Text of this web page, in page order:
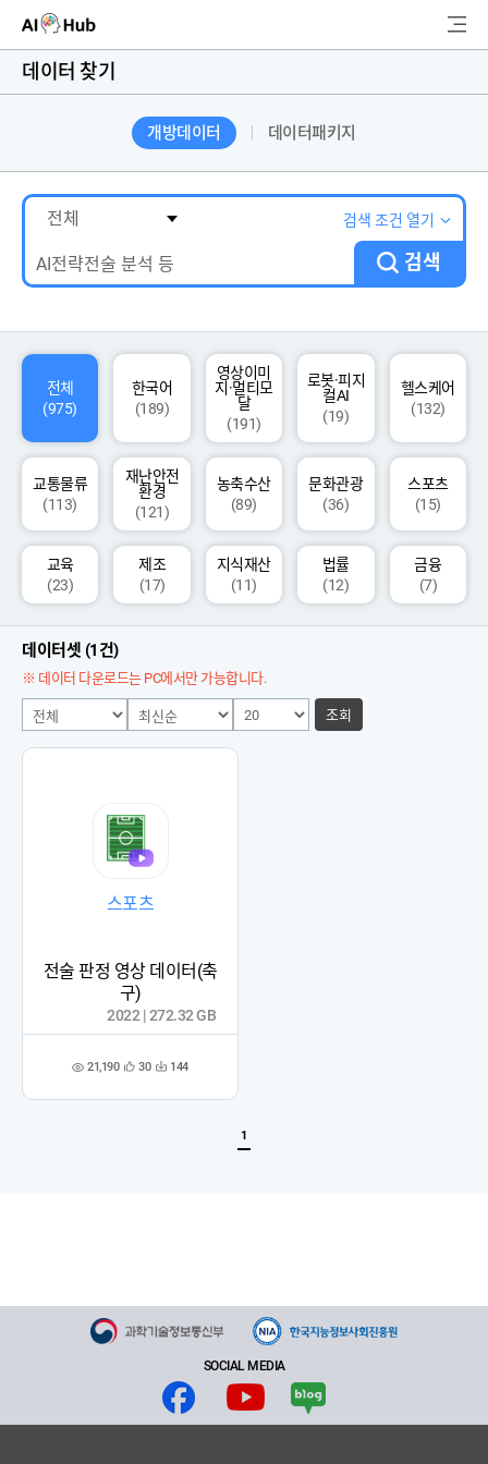
AI-Hub
AI 데이터찾기
AI 허브소개
AI 개발지원
고객지원
색
데이터 찾기
개방데이터 데이터패키지
검색 조건 열기
검색
전체
(975)
한국어
(189)
영상이미
지·멀티모
달
(191)
로봇·피지
컬AI
(19)
헬스케어
(132)
교통물류
(113)
재난안전
환경
(121)
농축수산
(89)
문화관광
(36)
스포츠
(15)
교육
(23)
제조
(17)
지식재산
(11)
법률
(12)
금융
(7)
데이터셋 (1건)
※ 데이터 다운로드는 PC에서만 가능합니다.
조회
스포츠
전술 판정 영상 데이터(축
구)
조 21,190 관
록
30 다 144
2022 | 272.32 GB
1
SOCIAL MEDIA